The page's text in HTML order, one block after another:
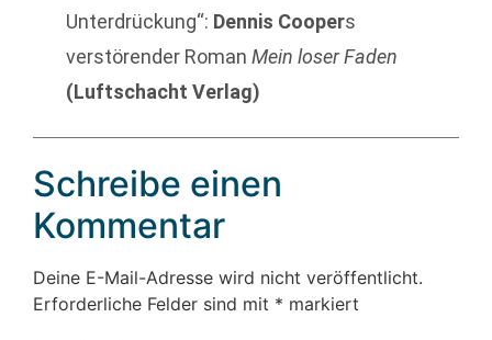
Unterdrückung“: Dennis Coopers
verstörender Roman Mein loser Faden
(Luftschacht Verlag)
Schreibe einen
Kommentar
Deine E-Mail-Adresse wird nicht veröffentlicht.
Erforderliche Felder sind mit * markiert